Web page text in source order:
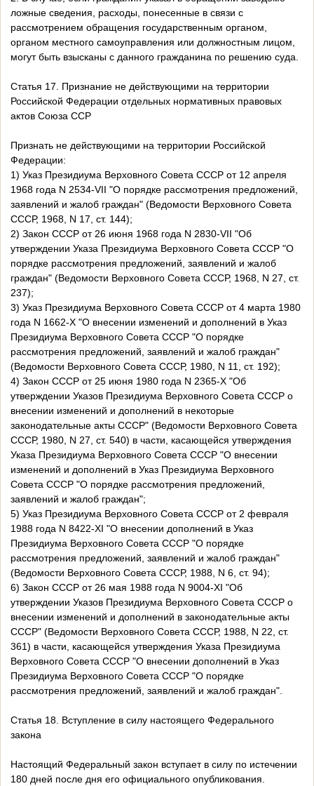
ложные сведения, расходы, понесенные в связи с
рассмотрением обращения государственным органом,
органом местного самоуправления или должностным лицом,
могут быть взысканы с данного гражданина по решению суда.
Статья 17. Признание не действующими на территории
Российской Федерации отдельных нормативных правовых
актов Союза ССР
Признать не действующими на территории Российской
Федерации:
1) Указ Президиума Верховного Совета СССР от 12 апреля
1968 года N 2534-VII "О порядке рассмотрения предложений,
заявлений и жалоб граждан" (Ведомости Верховного Совета
СССР, 1968, N 17, ст. 144);
2) Закон СССР от 26 июня 1968 года N 2830-VII "Об
утверждении Указа Президиума Верховного Совета СССР "О
порядке рассмотрения предложений, заявлений и жалоб
граждан" (Ведомости Верховного Совета СССР, 1968, N 27, ст.
237);
3) Указ Президиума Верховного Совета СССР от 4 марта 1980
года N 1662-X "О внесении изменений и дополнений в Указ
Президиума Верховного Совета СССР "О порядке
рассмотрения предложений, заявлений и жалоб граждан"
(Ведомости Верховного Совета СССР, 1980, N 11, ст. 192);
4) Закон СССР от 25 июня 1980 года N 2365-X "Об
утверждении Указов Президиума Верховного Совета СССР о
внесении изменений и дополнений в некоторые
законодательные акты СССР" (Ведомости Верховного Совета
СССР, 1980, N 27, ст. 540) в части, касающейся утверждения
Указа Президиума Верховного Совета СССР "О внесении
изменений и дополнений в Указ Президиума Верховного
Совета СССР "О порядке рассмотрения предложений,
заявлений и жалоб граждан";
5) Указ Президиума Верховного Совета СССР от 2 февраля
1988 года N 8422-XI "О внесении дополнений в Указ
Президиума Верховного Совета СССР "О порядке
рассмотрения предложений, заявлений и жалоб граждан"
(Ведомости Верховного Совета СССР, 1988, N 6, ст. 94);
6) Закон СССР от 26 мая 1988 года N 9004-XI "Об
утверждении Указов Президиума Верховного Совета СССР о
внесении изменений и дополнений в законодательные акты
СССР" (Ведомости Верховного Совета СССР, 1988, N 22, ст.
361) в части, касающейся утверждения Указа Президиума
Верховного Совета СССР "О внесении дополнений в Указ
Президиума Верховного Совета СССР "О порядке
рассмотрения предложений, заявлений и жалоб граждан".
Статья 18. Вступление в силу настоящего Федерального
закона
Настоящий Федеральный закон вступает в силу по истечении
180 дней после дня его официального опубликования.